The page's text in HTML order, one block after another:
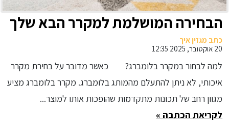
הבחירה המושלמת למקרר הבא שלך
כתב מגזין איך
20 אוקטובר, 2025 12:35
למה לבחור במקרר בלומברג? כאשר מדובר על בחירת מקרר
איכותי, לא ניתן להתעלם מהמותג בלומברג. מקרר בלומברג מציע
מגוון רחב של תכונות מתקדמות שהופכות אותו למוצר...
לקריאת הכתבה »